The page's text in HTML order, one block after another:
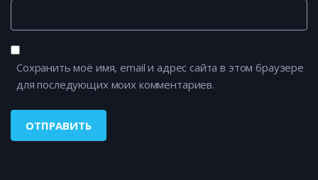
Сохранить моё имя, email и адрес сайта в этом браузере
для последующих моих комментариев.